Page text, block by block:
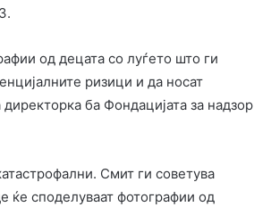
од децата со луѓето што ги
ризици и да носат
ба Фондацијата за надзор
Смит ги советува
ќе споделуваат фотографии од